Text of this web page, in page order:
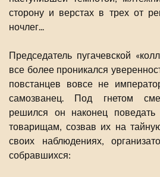
сторону и верстах в трех от
ночлег...
Председатель пугачевской
все более проникался
повстанцев вовсе не
самозванец. Под гнетом
решился он наконец
товарищам, созвав их на
своих наблюдениях,
собравшихся: